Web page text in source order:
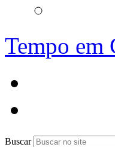
Tempo em
Buscar